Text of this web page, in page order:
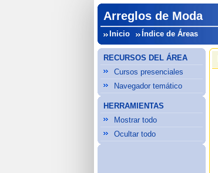
Arreglos de Moda
Inicio Índice de Áreas
RECURSOS DEL ÁREA
Cursos presenciales
Navegador temático
HERRAMIENTAS
Mostrar todo
Ocultar todo